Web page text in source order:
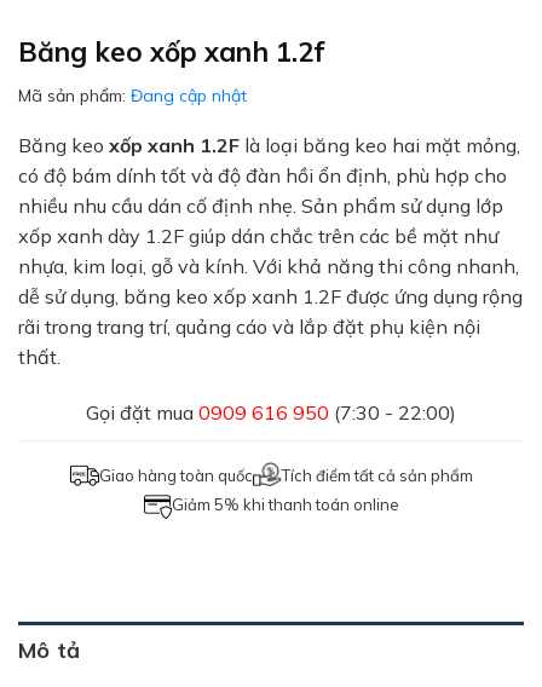
Băng keo xốp xanh 1.2f
Mã sản phẩm: Đang cập nhật
Băng keo xốp xanh 1.2F là loại băng keo hai mặt mỏng,
có độ bám dính tốt và độ đàn hồi ổn định, phù hợp cho
nhiều nhu cầu dán cố định nhẹ. Sản phẩm sử dụng lớp
xốp xanh dày 1.2F giúp dán chắc trên các bề mặt như
nhựa, kim loại, gỗ và kính. Với khả năng thi công nhanh,
dễ sử dụng, băng keo xốp xanh 1.2F được ứng dụng rộng
rãi trong trang trí, quảng cáo và lắp đặt phụ kiện nội
thất.
Gọi đặt mua 0909 616 950 (7:30 - 22:00)
Giao hàng toàn quốc
Tích điểm tất cả sản phẩm
Giảm 5% khi thanh toán online
Mô tả